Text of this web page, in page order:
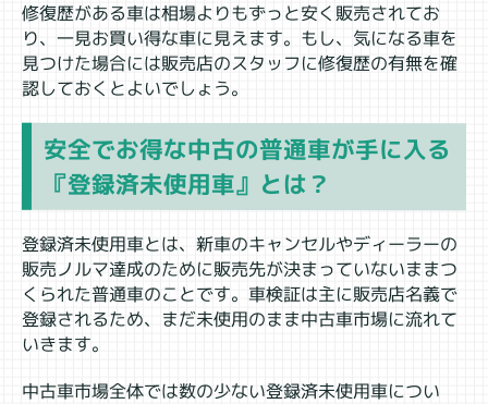
修復歴がある車は相場よりもずっと安く販売されてお
り、一見お買い得な車に見えます。もし、気になる車を
見つけた場合には販売店のスタッフに修復歴の有無を確
認しておくとよいでしょう。
安全でお得な中古の普通車が手に入る
『登録済未使用車』とは？
登録済未使用車とは、新車のキャンセルやディーラーの
販売ノルマ達成のために販売先が決まっていないままつ
くられた普通車のことです。車検証は主に販売店名義で
登録されるため、まだ未使用のまま中古車市場に流れて
いきます。
中古車市場全体では数の少ない登録済未使用車につい